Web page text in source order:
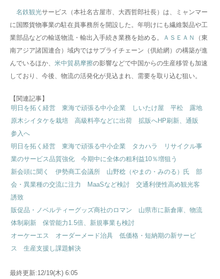
名鉄観光サービス（本社名古屋市、大西哲郎社長）は、ミャンマー
に国際貨物事業の駐在員事務所を開設した。年明けにも繊維製品や工
業部品などの輸送物流・輸出入手続き業務を始める。
ＡＳＥＡＮ
（東
南アジア諸国連合）域内ではサプライチェーン（供給網）の構築が進
んでいるほか、 米中貿易摩擦の影響などで中国からの生産移管も加速
しており、今後、物流の活発化が見込まれ、需要を取り込む狙い。
【関連記事】
明日を拓く経営 東海で頑張る中小企業 しいたけ屋 平松 露地
原木シイタケを栽培 高級料亭などに出荷 拡販へHP刷新、通販
参入へ
明日を拓く経営 東海で頑張る中小企業 タカハラ リサイクル事
業のサービス品質強化 今期中に全体の粗利益10％増狙う
新会頭に聞く 伊勢商工会議所 山野稔（やまの・みのる）氏 部
会・異業種の交流に注力 MaaSなど検討 交通利便性高め観光客
誘致
販促品・ノベルティーグッズ商社のロマン 山県市に新倉庫、物流
体制刷新 保管能力1.5倍、新規事業も検討
オーケーエス オーダーメード治具 低価格・短納期の新サービ
ス 生産支援し課題解決
最終更新:12/19(木) 6:05